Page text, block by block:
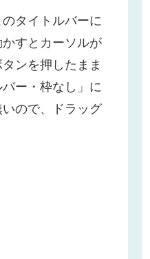
タイトルバーに
すとカーソルが
ンを押したまま
ー・枠なし」に
ので、ドラッグ